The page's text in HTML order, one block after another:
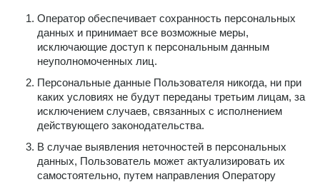
Оператор обеспечивает сохранность персональных
данных и принимает все возможные меры,
исключающие доступ к персональным данным
неуполномоченных лиц.
Персональные данные Пользователя никогда, ни при
каких условиях не будут переданы третьим лицам, за
исключением случаев, связанных с исполнением
действующего законодательства.
В случае выявления неточностей в персональных
данных, Пользователь может актуализировать их
самостоятельно, путем направления Оператору